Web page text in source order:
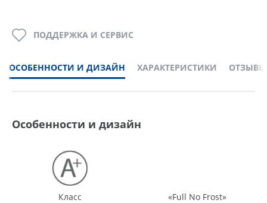
ОСОБЕННОСТИ И ДИЗАЙН ХАРАКТЕРИСТИКИ ОТЗЫВЫ
ПОДДЕРЖКА И СЕРВИС
Особенности и дизайн
Класс
«Full No Frost»